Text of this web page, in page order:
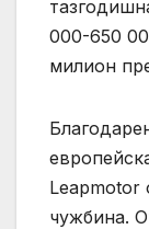
000-650
милион
Leapmotor
чужбина.